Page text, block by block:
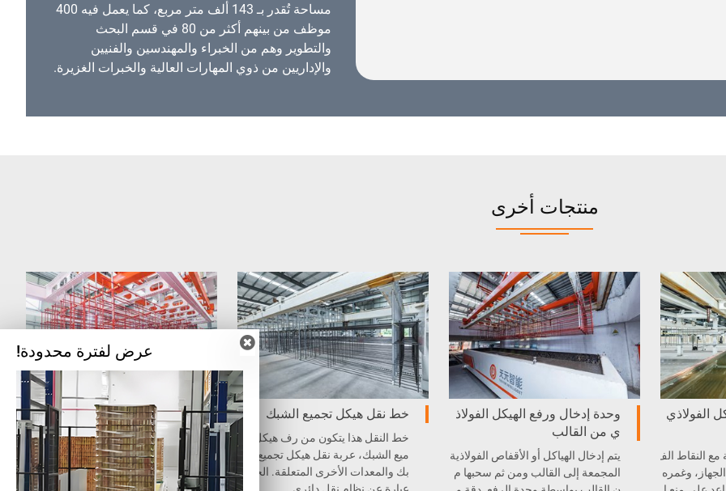
مساحة تُقدر بـ 143 ألف متر مربع، كما يعمل فيه 400
موظف من بينهم أكثر من 80 في قسم البحث
والتطوير وهم من الخبراء والمهندسين والفنيين
والإداريين من ذوي المهارات العالية والخبرات الغزيرة.
منتجات أخرى
الفولاذي
مع النقاط الف
وغمره
وحدة إدخال ورفع الهيكل الفولاذ
ي من القالب
يتم إدخال الهياكل أو الأقفاص الفولاذية
المجمعة إلى القالب ومن ثم سحبها م
خط نقل هيكل تجميع الشبك
خط النقل هذا يتكون من رف هيكل تج
ميع الشبك، عربة نقل هيكل تجميع الش
بك والمعدات الأخرى المتعلقة. الخط
نظام غمس وتجفيف الهيكل المع
دني في السائل المضاد للتآكل
وحدة الرفع المستخدمة للغمس تقوم
بحمل الهياكل والأقفاص المجمعة لوض
عرض لفترة محدودة!